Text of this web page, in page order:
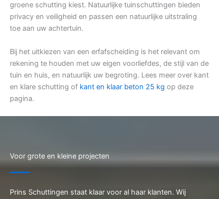
groene schutting kiest. Natuurlijke tuinschuttingen bieden
privacy en veiligheid en passen een natuurlijke uitstraling
toe aan uw achtertuin.
Bij het uitkiezen van een erfafscheiding is het relevant om
rekening te houden met uw eigen voorliefdes, de stijl van de
tuin en huis, en natuurlijk uw begroting. Lees meer over kant
en klare schutting of kant en klaar beton 25 kg op deze
pagina.
Voor grote en kleine projecten
Prins Schuttingen staat klaar voor al haar klanten. Wij